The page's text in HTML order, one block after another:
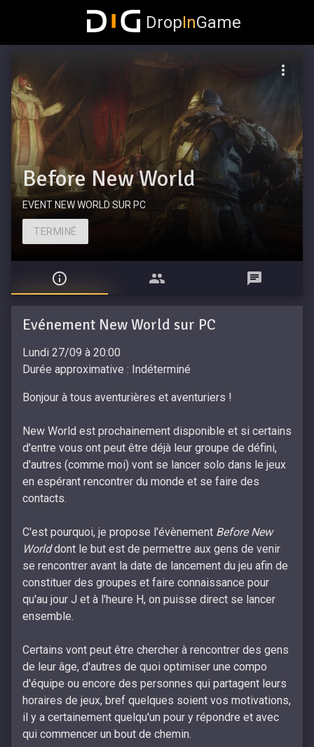
DropInGame
Before New World
EVENT NEW WORLD SUR PC
TERMINÉ
Evénement New World sur PC
Lundi 27/09 à 20:00
Durée approximative : Indéterminé
Bonjour à tous aventurières et aventuriers !
New World est prochainement disponible et si certains
d'entre vous ont peut être déjà leur groupe de défini,
d'autres (comme moi) vont se lancer solo dans le jeux
en espérant rencontrer du monde et se faire des
contacts.
C'est pourquoi, je propose l'évènement Before New
Worlddont le but est de permettre aux gens de venir
se rencontrer avant la date de lancement du jeu afin de
constituer des groupes et faire connaissance pour
qu'au jour J et à l'heure H, on puisse direct se lancer
ensemble.
Certains vont peut être chercher à rencontrer des gens
de leur âge, d'autres de quoi optimiser une compo
d'équipe ou encore des personnes qui partagent leurs
horaires de jeux, bref quelques soient vos motivations,
il y a certainement quelqu'un pour y répondre et avec
qui commencer un bout de chemin.